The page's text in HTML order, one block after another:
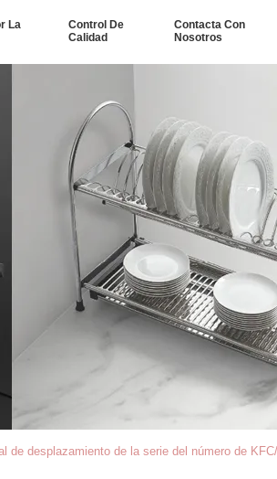
La
Control De
Calidad
Contacta Con
Nosotros
de desplazamiento de la serie del número de